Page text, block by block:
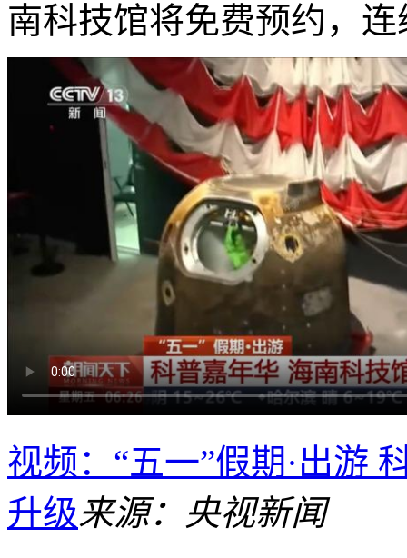
南科技馆将免费预约，
视频：“五一”假期·出游
升级来源：央视新闻